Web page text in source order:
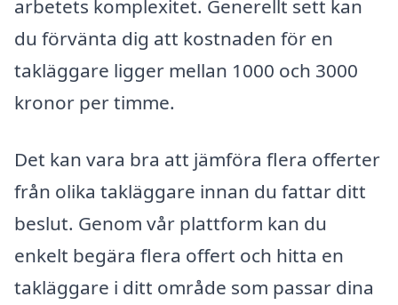
arbetets komplexitet. Generellt sett kan
du förvänta dig att kostnaden för en
takläggare ligger mellan 1000 och 3000
kronor per timme.
Det kan vara bra att jämföra flera offerter
från olika takläggare innan du fattar ditt
beslut. Genom vår plattform kan du
enkelt begära flera offert och hitta en
takläggare i ditt område som passar dina